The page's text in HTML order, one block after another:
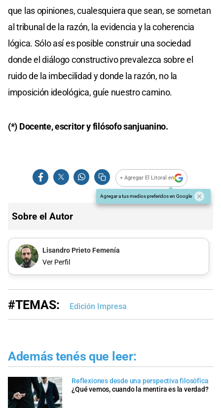
que las opiniones, cualesquiera que sean, se sometan
al tribunal de la razón, la evidencia y la coherencia
lógica. Sólo así es posible construir una sociedad
donde el diálogo constructivo prevalezca sobre el
ruido de la imbecilidad y donde la razón, no la
imposición ideológica, guíe nuestro camino.
(*) Docente, escritor y filósofo sanjuanino.
+ Agregar El Litoral en
Agregar a tus medios preferidos en Google
Sobre el Autor
Lisandro Prieto Femenía
Ver Perfil
#TEMAS: Edición Impresa
Además tenés que leer:
Reflexiones desde una perspectiva filosófica
¿Qué vemos, cuando la mentira es la verdad?